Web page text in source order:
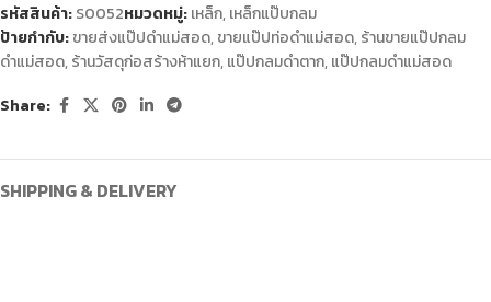
รหัสสินค้า:S0052หมวดหมู่:เหล็ก,เหล็กแป๊บกลม
ป้ายกำกับ:ขายส่งแป๊ปดำแม่สอด,ขายแป๊ปท่อดำแม่สอด,ร้านขายแป๊ปกลม
ดำแม่สอด,ร้านวัสดุก่อสร้างห้าแยก,แป๊ปกลมดำตาก,แป๊ปกลมดำแม่สอด
Share:
SHIPPING & DELIVERY